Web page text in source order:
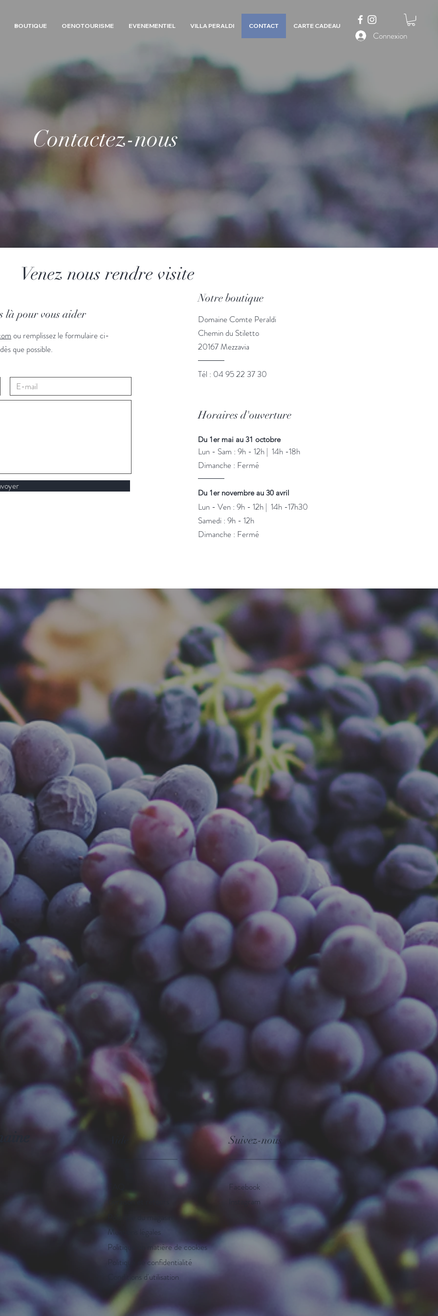
BOUTIQUE OENOTOURISME EVENEMENTIEL VILLA PERALDI CONTACT CARTE CADEAU
Connexion
Contactez-nous
Venez nous rendre visite
là pour vous aider
ou remplissez le formulaire ci-
que possible.
Notre boutique
Domaine Comte Peraldi
Chemin du Stiletto
20167 Mezzavia
Tél : 04 95 22 37 30
Horaires d'ouverture
Du 1er mai au 31 octobre
Lun - Sam : 9h - 12h | 14h -18h
​​Dimanche : Fermé
Du 1er novembre au 30 avril
Lun - Ven : 9h - 12h | 14h -17h30
​​Samedi : 9h - 12h
​Dimanche : Fermé
Suivez-nous
________________
Facebook
Livraison et retours
Instagram
Mentions légales
Politique en matière de cookies
Politique de confidentialité
Conditions d'utilisation